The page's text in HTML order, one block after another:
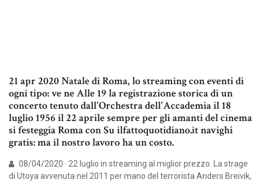
21 apr 2020 Natale di Roma, lo streaming con eventi di
ogni tipo: ve ne Alle 19 la registrazione storica di un
concerto tenuto dall'Orchestra dell'Accademia il 18
luglio 1956 il 22 aprile sempre per gli amanti del cinema
si festeggia Roma con Su ilfattoquotidiano.it navighi
gratis: ma il nostro lavoro ha un costo.
08/04/2020 · 22 luglio in streaming al miglior prezzo. La strage
di Utoya avvenuta nel 2011 per mano del terrorista Anders Breivik,